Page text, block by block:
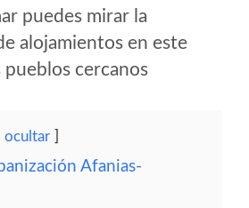
puedes mirar la
alojamientos en este
cercanos
ocultar
Afanias-